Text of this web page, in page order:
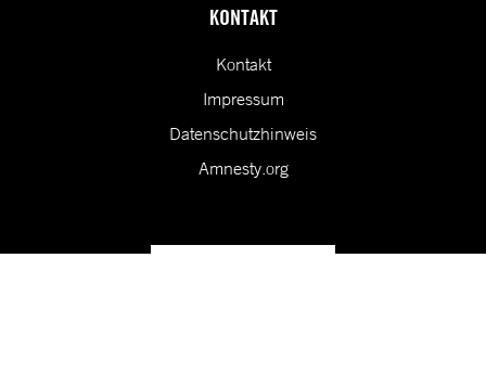
KONTAKT
Kontakt
Impressum
Datenschutzhinweis
Amnesty.org